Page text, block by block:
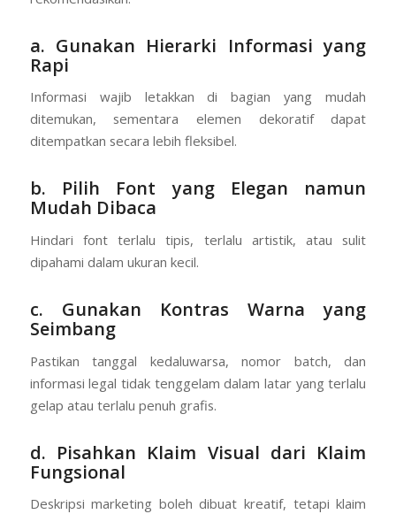
a. Gunakan Hierarki Informasi yang
Rapi
Informasi wajib letakkan di bagian yang mudah
ditemukan, sementara elemen dekoratif dapat
ditempatkan secara lebih fleksibel.
b. Pilih Font yang Elegan namun
Mudah Dibaca
Hindari font terlalu tipis, terlalu artistik, atau sulit
dipahami dalam ukuran kecil.
c. Gunakan Kontras Warna yang
Seimbang
Pastikan tanggal kedaluwarsa, nomor batch, dan
informasi legal tidak tenggelam dalam latar yang terlalu
gelap atau terlalu penuh grafis.
d. Pisahkan Klaim Visual dari Klaim
Fungsional
Deskripsi marketing boleh dibuat kreatif, tetapi klaim